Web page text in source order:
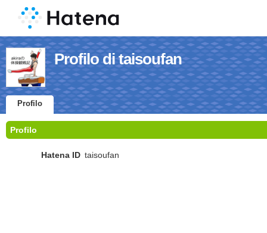
Profilo di taisoufan
Profilo
Profilo
Hatena ID taisoufan